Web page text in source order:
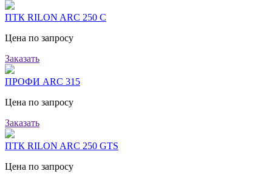
ПТК RILON ARC 250 C
Цена по запросу
Заказать
ПРОФИ ARC 315
Цена по запросу
Заказать
ПТК RILON ARC 250 GTS
Цена по запросу